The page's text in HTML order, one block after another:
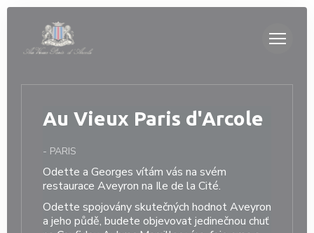
Panel pro správu cookies
Au Vieux Paris d'Arcole
- PARIS
Odette a Georges vítám vás na svém
restaurace Aveyron na Ile de la Cité.
Odette spojovány skutečných hodnot Aveyron
a jeho půdě, budete objevovat jedinečnou chuť